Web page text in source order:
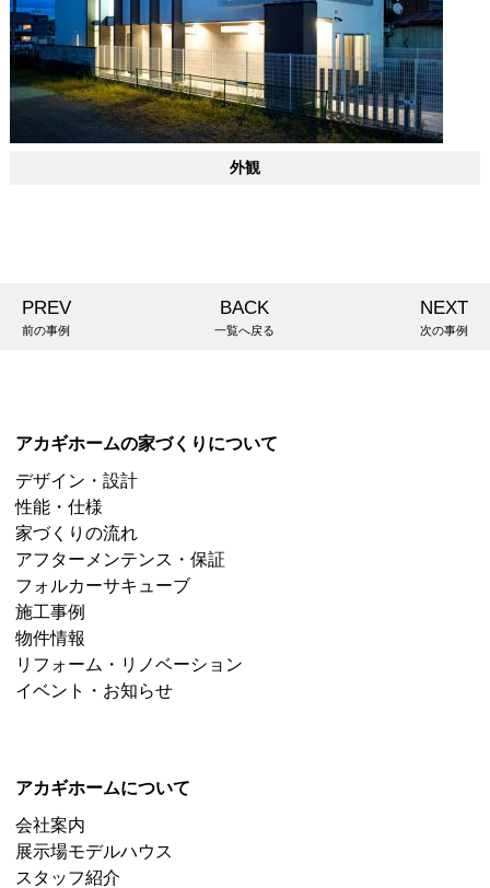
外観
PREV
前の事例
BACK
一覧へ戻る
NEXT
次の事例
アカギホームの家づくりについて
デザイン・設計
性能・仕様
家づくりの流れ
アフターメンテンス・保証
フォルカーサキューブ
施工事例
物件情報
リフォーム・リノベーション
イベント・お知らせ
アカギホームについて
会社案内
展示場モデルハウス
スタッフ紹介